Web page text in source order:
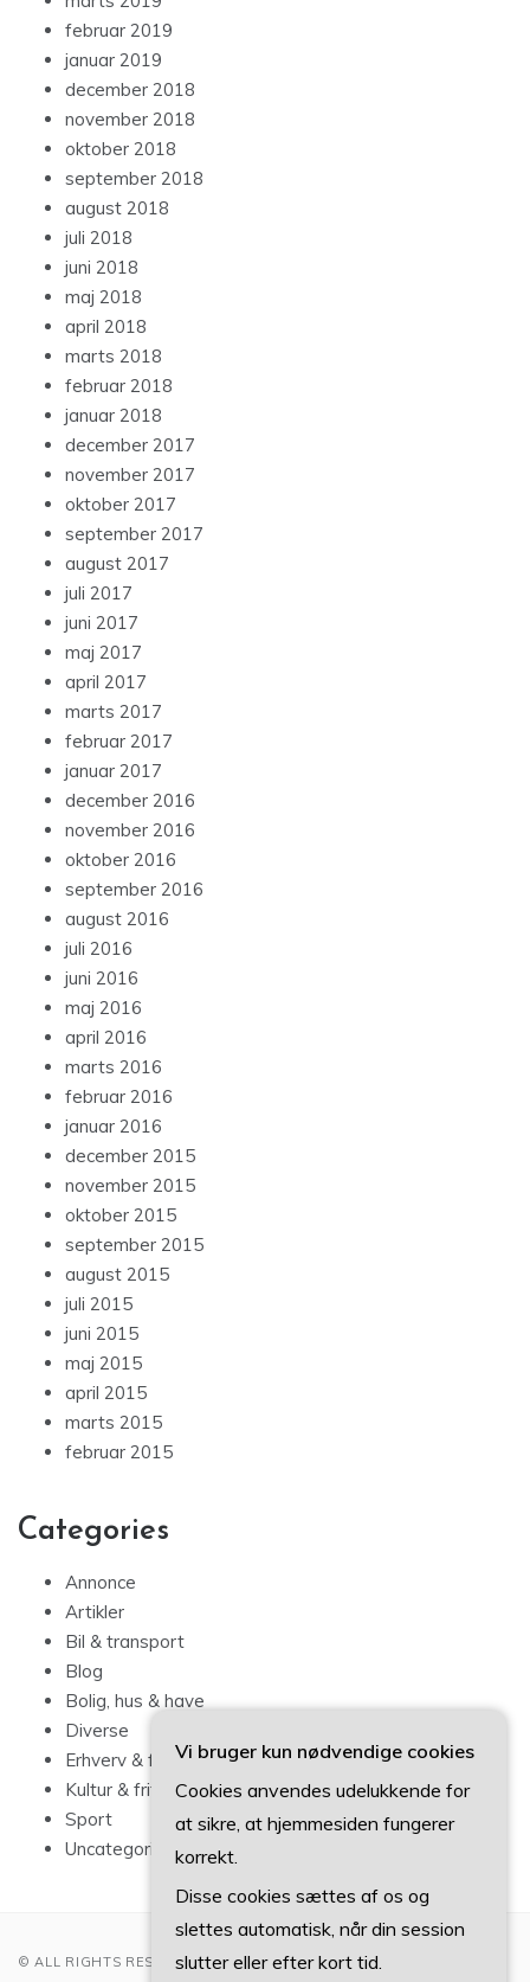
februar 2019
januar 2019
december 2018
november 2018
oktober 2018
september 2018
august 2018
juli 2018
juni 2018
maj 2018
april 2018
marts 2018
februar 2018
januar 2018
december 2017
november 2017
oktober 2017
september 2017
august 2017
juli 2017
juni 2017
maj 2017
april 2017
marts 2017
februar 2017
januar 2017
december 2016
november 2016
oktober 2016
september 2016
august 2016
juli 2016
juni 2016
maj 2016
april 2016
marts 2016
februar 2016
januar 2016
december 2015
november 2015
oktober 2015
september 2015
august 2015
juli 2015
juni 2015
maj 2015
april 2015
marts 2015
februar 2015
Categories
Annonce
Artikler
Bil & transport
Blog
Bolig, hus & have
Diverse
Erhverv & forbrug
Kultur & fritid
Sport
Uncategorized
© ALL RIGHTS RESERVED 2022
Vi bruger kun nødvendige cookies
Cookies anvendes udelukkende for
at sikre, at hjemmesiden fungerer
korrekt.
Disse cookies sættes af os og
slettes automatisk, når din session
slutter eller efter kort tid.